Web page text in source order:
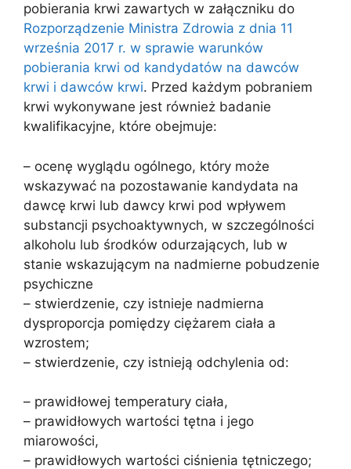
pobierania krwi zawartych w załączniku do
Rozporządzenie Ministra Zdrowia z dnia 11
września 2017 r. w sprawie warunków
pobierania krwi od kandydatów na dawców
krwi i dawców krwi. Przed każdym pobraniem
krwi wykonywane jest również badanie
kwalifikacyjne, które obejmuje:
– ocenę wyglądu ogólnego, który może
wskazywać na pozostawanie kandydata na
dawcę krwi lub dawcy krwi pod wpływem
substancji psychoaktywnych, w szczególności
alkoholu lub środków odurzających, lub w
stanie wskazującym na nadmierne pobudzenie
psychiczne
– stwierdzenie, czy istnieje nadmierna
dysproporcja pomiędzy ciężarem ciała a
wzrostem;
– stwierdzenie, czy istnieją odchylenia od:
– prawidłowej temperatury ciała,
– prawidłowych wartości tętna i jego
miarowości,
– prawidłowych wartości ciśnienia tętniczego;